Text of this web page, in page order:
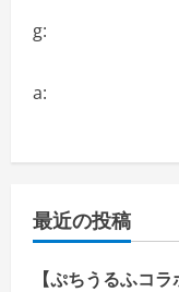
g:
a:
最近の投稿
【ぷちうるふコ